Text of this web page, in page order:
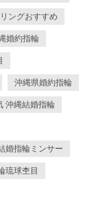
ングおすすめ
婚約指輪
沖縄県婚約指輪
沖縄結婚指輪
婚指輪ミンサー
琉球杢目